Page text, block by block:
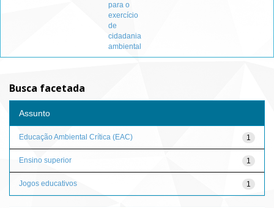
para o
exercício
de
cidadania
ambiental
Busca facetada
Assunto
1
Educação Ambiental Crítica (EAC)
1
Ensino superior
1
Jogos educativos